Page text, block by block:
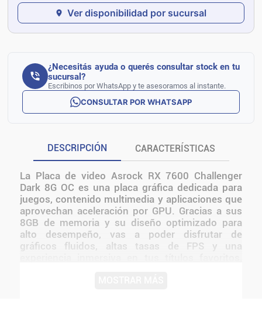
Ver disponibilidad por sucursal
¿Necesitás ayuda o querés consultar stock en tu
sucursal?
Escribinos por WhatsApp y te asesoramos al instante.
CONSULTAR POR WHATSAPP
DESCRIPCIÓN CARACTERÍSTICAS
La Placa de video Asrock RX 7600 Challenger
Dark 8G OC es una placa gráfica dedicada para
juegos, contenido multimedia y aplicaciones que
aprovechan aceleración por GPU. Gracias a sus
8GB de memoria y su diseño optimizado para
alto desempeño, vas a poder disfrutar de
gráficos fluidos, altas tasas de FPS y una